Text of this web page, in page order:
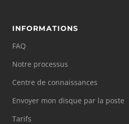
INFORMATIONS
FAQ
Notre processus
Centre de connaissances
Envoyer mon disque par la poste
Tarifs